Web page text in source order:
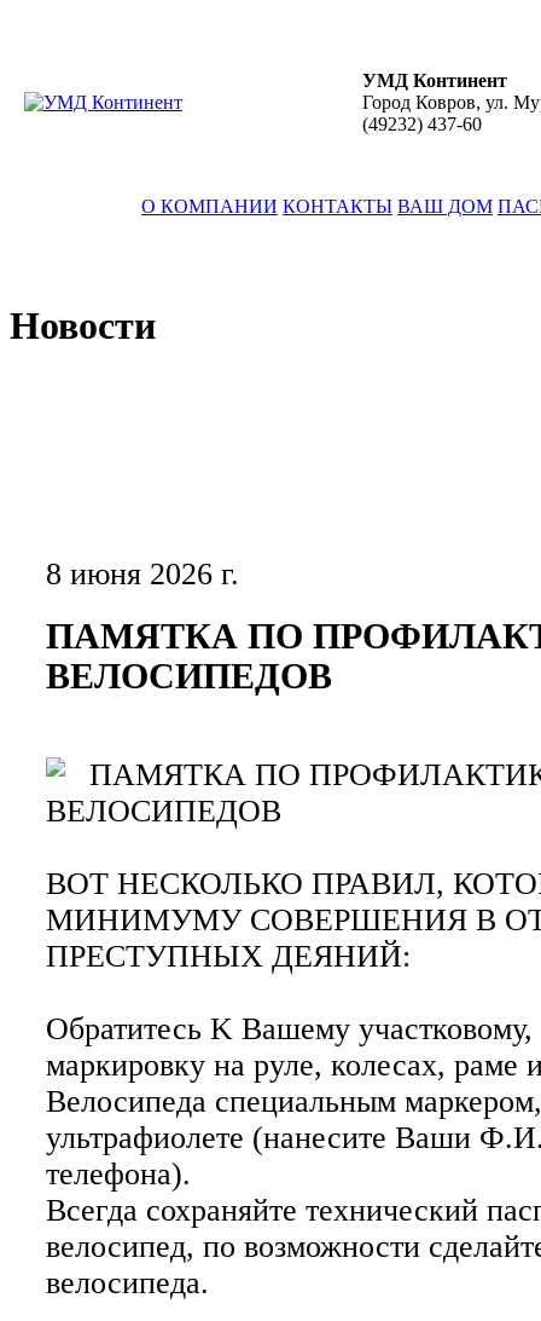
УМД Континент
Город Ковров, ул.
(49232) 437-60
О КОМПАНИИ КОНТАКТЫ ВАШ ДОМ
Новости
8 июня 2026 г.
ПАМЯТКА ПО
ВЕЛОСИПЕДОВ
ПАМЯТКА ПО
ВЕЛОСИПЕДОВ
ВОТ НЕСКОЛЬКО ПРАВИЛ,
МИНИМУМУ СОВЕРШЕНИЯ В
ПРЕСТУПНЫХ ДЕЯНИЙ:
Обратитесь K Вашему участковому,
маркировку на руле, колесах, раме
Велосипеда специальным
ультрафиолете (нанесите Ваши
телефона).
Всегда сохраняйте технический
велосипед, по возможности
велосипеда.